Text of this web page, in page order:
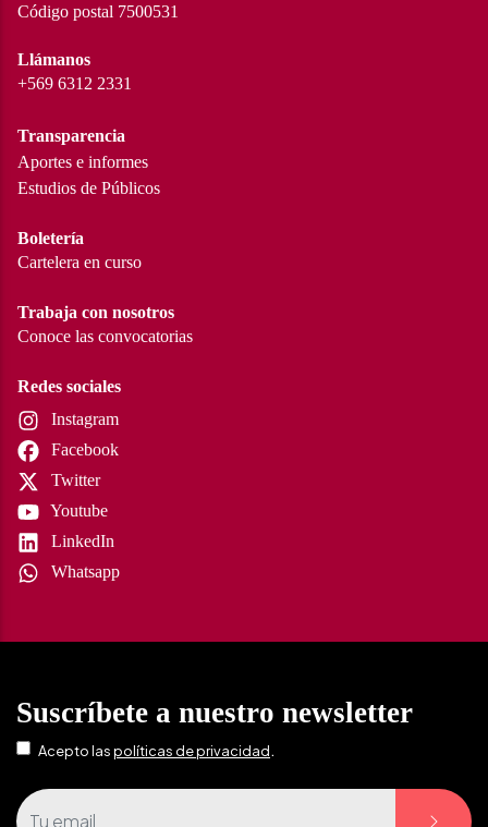
Código postal 7500531
Llámanos
+569 6312 2331
Transparencia
Aportes e informes
Estudios de Públicos
Boletería
Cartelera en curso
Trabaja con nosotros
Conoce las convocatorias
Redes sociales
Instagram
Facebook
Twitter
Youtube
LinkedIn
Whatsapp
Suscríbete a nuestro newsletter
Acepto laspolíticas de privacidad.